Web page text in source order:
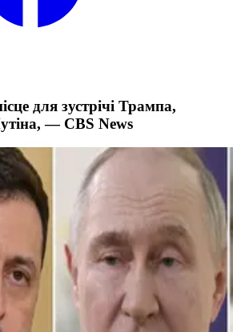
для зустрічі Трампа,
— CBS News